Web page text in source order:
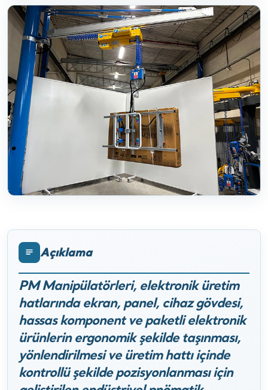
Açıklama
PM Manipülatörleri, elektronik üretim
hatlarında ekran, panel, cihaz gövdesi,
hassas komponent ve paketli elektronik
ürünlerin ergonomik şekilde taşınması,
yönlendirilmesi ve üretim hattı içinde
kontrollü şekilde pozisyonlanması için